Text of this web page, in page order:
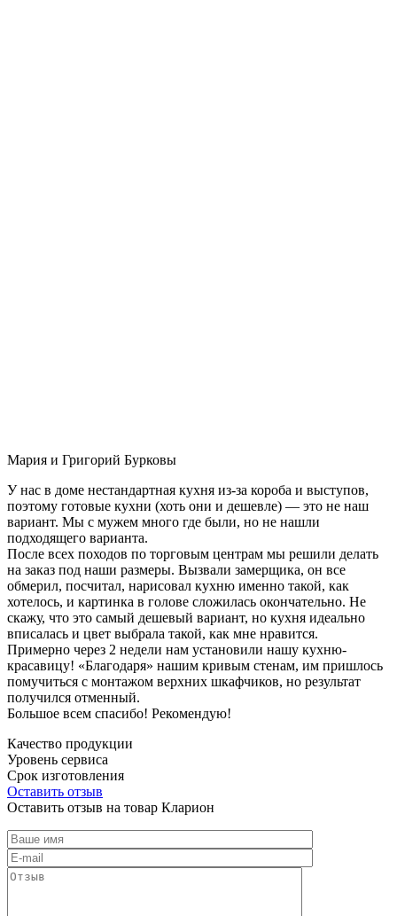
Мария и Григорий Бурковы
У нас в доме нестандартная кухня из-за короба и выступов,
поэтому готовые кухни (хоть они и дешевле) — это не наш
вариант. Мы с мужем много где были, но не нашли
подходящего варианта.
После всех походов по торговым центрам мы решили делать
на заказ под наши размеры. Вызвали замерщика, он все
обмерил, посчитал, нарисовал кухню именно такой, как
хотелось, и картинка в голове сложилась окончательно. Не
скажу, что это самый дешевый вариант, но кухня идеально
вписалась и цвет выбрала такой, как мне нравится.
Примерно через 2 недели нам установили нашу кухню-
красавицу! «Благодаря» нашим кривым стенам, им пришлось
помучиться с монтажом верхних шкафчиков, но результат
получился отменный.
Большое всем спасибо! Рекомендую!
Качество продукции
Уровень сервиса
Срок изготовления
Оставить отзыв
Оставить отзыв на товар Кларион